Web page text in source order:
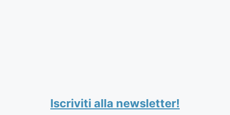
Iscriviti alla newsletter!